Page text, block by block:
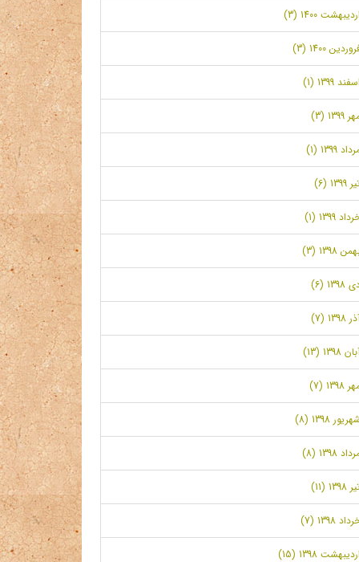
اردیبهشت 1400 (3)
1400 (3)
اسفند 1399 (1)
1399 (3)
1399 (1)
1399 (6)
1399 (1)
1398 (3)
1398 (6)
1398 (7)
1398 (13)
1398 (7)
شهریور 1398 (8)
1398 (8)
1398 (11)
1398 (7)
اردیبهشت 1398 (15)